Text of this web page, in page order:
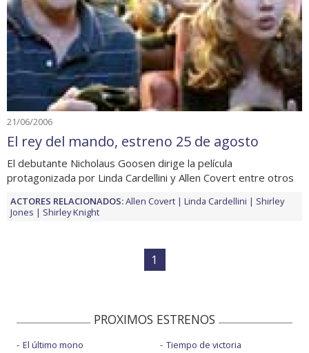
21/06/2006
El rey del mando, estreno 25 de agosto
El debutante Nicholaus Goosen dirige la película
protagonizada por Linda Cardellini y Allen Covert entre otros
ACTORES RELACIONADOS:Allen Covert Linda Cardellini
Shirley
Jones
Shirley Knight
1
PROXIMOS ESTRENOS
El último mono
Tiempo de victoria